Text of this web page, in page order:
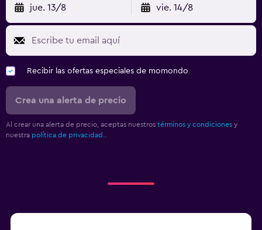
jue. 13/8 vie. 14/8
Recibir las ofertas especiales de momondo
Crea una alerta de precio
Al crear una alerta de precio, aceptas nuestros términos y condiciones y
nuestra política de privacidad.